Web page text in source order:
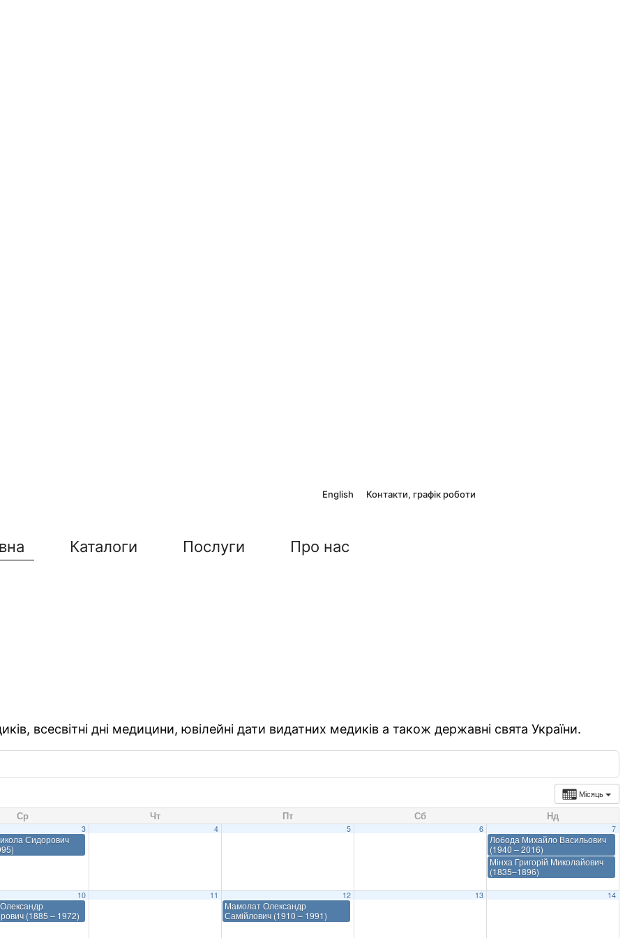
English Контакти, графік роботи
Каталоги Послуги Про нас
всесвітні дні медицини, ювілейні дати видатних медиків а також державні свята України.
Місяць
Ср Чт Пт Сб Нд
3
Сидорович
4 5 6 7
Лобода Михайло Васильович
(1940 – 2016)
Мінха Григорій Миколайович
(1835–1896)
10
(1885 – 1972)
11 12
Мамолат Олександр
Самійлович (1910 – 1991)
13 14